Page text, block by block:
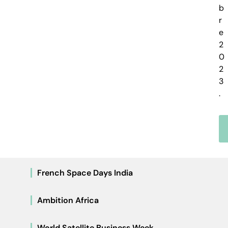
French Space Days India
Ambition Africa
b
r
e
2
0
2
3
.